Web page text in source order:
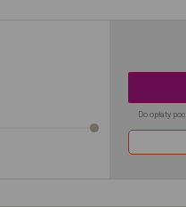
Do opłaty